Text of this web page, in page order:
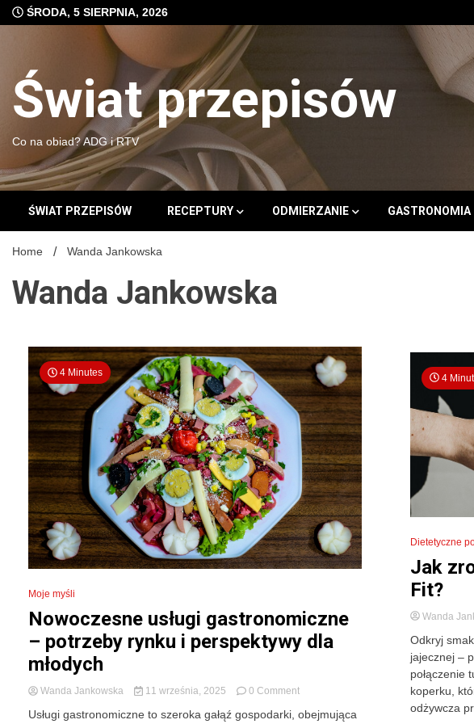
Skip
to
ŚRODA, 5 SIERPNIA, 2026
Świat przepisów
Co na obiad? ADG i RTV
ŚWIAT PRZEPISÓW RECEPTURY ODMIERZANIE GASTRONOMIA
Home Wanda Jankowska
Wanda Jankowska
4 Minutes
Moje myśli
Nowoczesne usługi gastronomiczne
– potrzeby rynku i perspektywy dla
młodych
Wanda Jankowska 11 września, 2025 0 Commenton
usługi
Usługi gastronomiczne to szeroka gałąź gospodarki, obejmująca
4
Dietetyczne
Jak
Fit?
Wanda
Odkryj
jajecznej –
połączenie
koperku,
odżywcza